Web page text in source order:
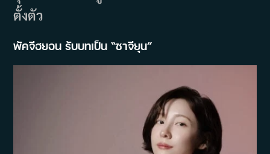
ตั้งตัว
พัคจีฮยอน รับบทเป็น “ชาจียุน”